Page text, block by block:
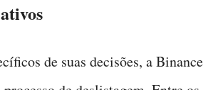
de suas decisões, a Binance